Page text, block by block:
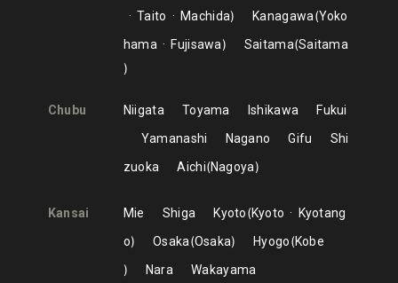
Taito
Machida Kanagawa Yoko
hama
Fujisawa Saitama Saitama
Chubu Niigata Toyama Ishikawa
Fukui
Yamanashi
Nagano Gifu
Shi
zuoka
Aichi Nagoya
Kansai Mie Shiga Kyoto Kyoto
Kyotang
o
Osaka Osaka Hyogo Kobe
Nara
Wakayama